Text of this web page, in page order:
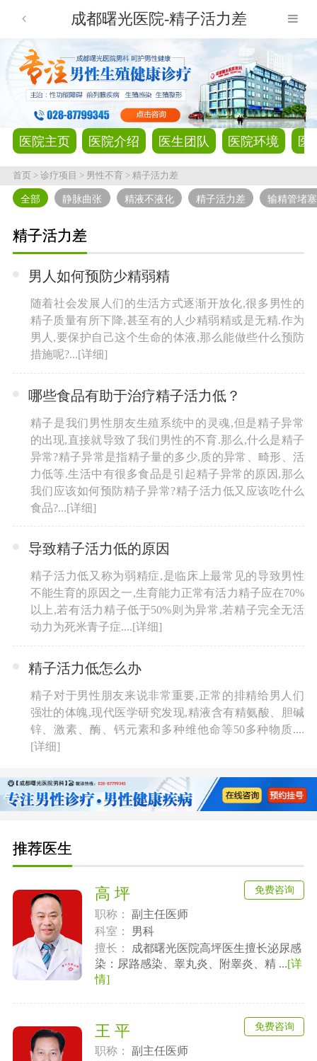
成都曙光医院-精子活力差
医院主页 医院介绍 医生团队 医院环境 医
首页> 诊疗项目 > 男性不育> 精子活力差
全部 静脉曲张 精液不液化 精子活力差 输精管堵塞
精子活力差
男人如何预防少精弱精
随着社会发展人们的生活方式逐渐开放化,很多男性的
精子质量有所下降,甚至有的人少精弱精或是无精.作为
男人,要保护自己这个生命的体液,那么能做些什么预防
措施呢?...[详细]
哪些食品有助于治疗精子活力低？
精子是我们男性朋友生殖系统中的灵魂,但是精子异常
的出现,直接就导致了我们男性的不育.那么,什么是精子
异常?精子异常是指精子量的多少,质的异常、畸形、活
力低等.生活中有很多食品是引起精子异常的原因,那么
我们应该如何预防精子异常?精子活力低又应该吃什么
食品?...[详细]
导致精子活力低的原因
精子活力低又称为弱精症,是临床上最常见的导致男性
不能生育的原因之一,生育能力正常有活力精子应在70%
以上,若有活力精子低于50%则为异常,若精子完全无活
动力为死米青子症....[详细]
精子活力低怎么办
精子对于男性朋友来说非常重要,正常的排精给男人们
强壮的体魄,现代医学研究发现,精液含有精氨酸、胆碱
锌、激素、酶、钙元素和多种维他命等50多种物质....
[详细]
推荐医生
高 坪
职称：
副主任医师
科室：
男科
擅长：
成都曙光医院高坪医生擅长泌尿感
染：尿路感染、睾丸炎、附睾炎、精 ...[详
情]
免费咨询
王 平
职称：
副主任医师
免费咨询